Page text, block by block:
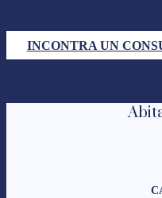
INCONTRA UN